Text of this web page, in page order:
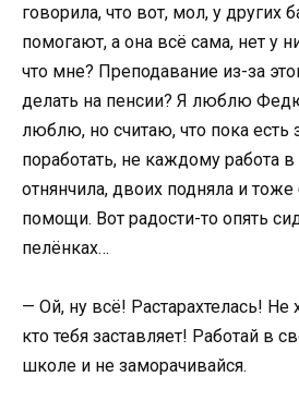
говорила, что вот, мол, у других
помогают, а она всё сама, нет у
что мне? Преподавание из-за
делать на пенсии? Я люблю
люблю, но считаю, что пока есть
поработать, не каждому работа
отнянчила, двоих подняла и
помощи. Вот радости-то опять
пелёнках…
— Ой, ну всё! Растарахтелась!
кто тебя заставляет! Работай в
школе и не заморачивайся.